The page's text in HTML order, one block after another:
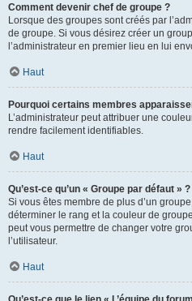
Comment devenir chef de groupe ?
Lorsque des groupes sont créés par
de groupe. Si vous désirez créer un
l’administrateur en premier lieu en lui
Haut
Pourquoi certains membres
L’administrateur peut attribuer une
rendre facilement identifiables.
Haut
Qu’est-ce qu’un « Groupe par défaut » ?
Si vous êtes membre de plus d’un
déterminer le rang et la couleur de
peut vous permettre de changer votre
l’utilisateur.
Haut